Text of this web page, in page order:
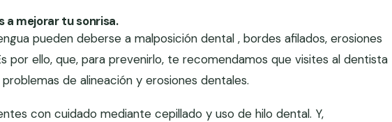
a mejorar tu sonrisa.
pueden deberse a malposición dental , bordes afilados, erosiones
por ello, que, para prevenirlo, te recomendamos que visites al dentista
de alineación y erosiones dentales.
con cuidado mediante cepillado y uso de hilo dental. Y,